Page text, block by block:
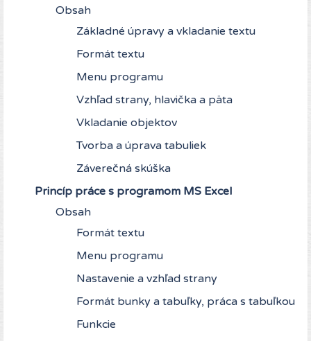
Obsah
Základné úpravy a vkladanie textu
Formát textu
Menu programu
Vzhľad strany, hlavička a päta
Vkladanie objektov
Tvorba a úprava tabuliek
Záverečná skúška
Princíp práce s programom MS Excel
Obsah
Formát textu
Menu programu
Nastavenie a vzhľad strany
Formát bunky a tabuľky, práca s tabuľkou
Funkcie